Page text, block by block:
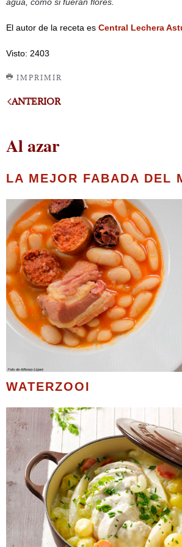
El autor de la receta es Central Lechera
Visto: 2403
IMPRIMIR
ANTERIOR
Al azar
LA MEJOR FABADA DEL
WATERZOOI